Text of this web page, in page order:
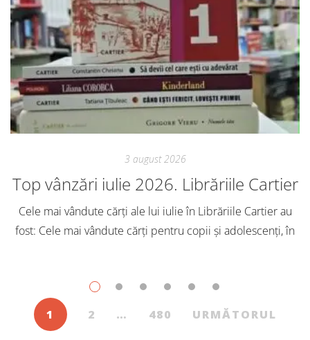
3 august 2026
Top vânzări iulie 2026. Librăriile Cartier
Cele mai vândute cărți ale lui iulie în Librăriile Cartier au
fost: Cele mai vândute cărți pentru copii și adolescenți, în
1 2 … 480 URMĂTORUL